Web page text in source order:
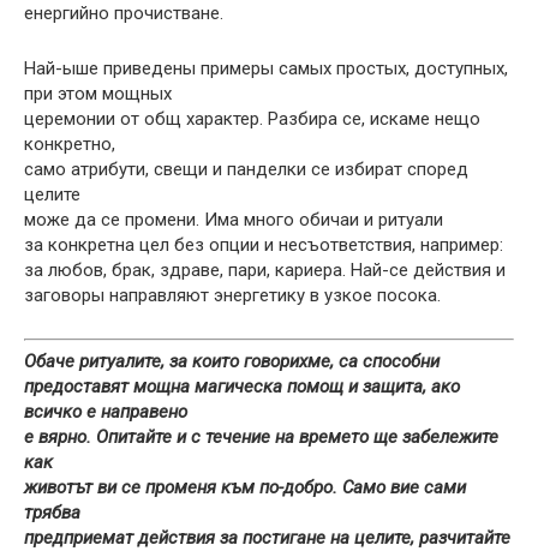
енергийно прочистване.
Най-ыше приведены примеры самых простых, доступных,
при этом мощных
церемонии от общ характер. Разбира се, искаме нещо
конкретно,
само атрибути, свещи и панделки се избират според
целите
може да се промени. Има много обичаи и ритуали
за конкретна цел без опции и несъответствия, например:
за любов, брак, здраве, пари, кариера. Най-се действия и
заговоры направляют энергетику в узкое посока.
Обаче ритуалите, за които говорихме, са способни
предоставят мощна магическа помощ и защита, ако
всичко е направено
е вярно. Опитайте и с течение на времето ще забележите
как
животът ви се променя към по-добро. Само вие сами
трябва
предприемат действия за постигане на целите, разчитайте